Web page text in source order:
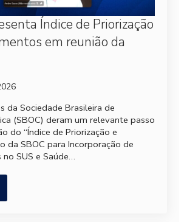
Índice de Priorização
em reunião da
da Sociedade Brasileira de
(SBOC) deram um relevante passo
do “Índice de Priorização e
da SBOC para Incorporação de
SUS e Saúde…